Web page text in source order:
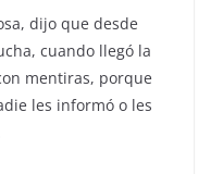
dijo que desde
cuando llegó la
mentiras, porque
les informó o les